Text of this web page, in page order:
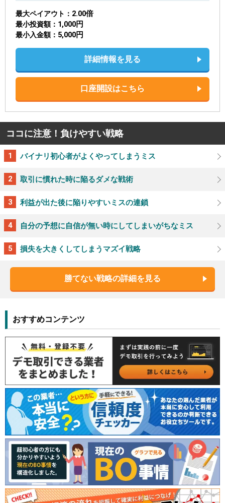
最大ペイアウト 2.00倍
最小投資額 1,000円
最小入金額 5,000円
詳細情報を見る
口座開設はこちら
ココに注意！負けやすい戦略
バイナリ初心者がよくやってしまうミス
取引に慣れた時に陥るダメな戦術
利益が出た後に陥りやすいミスの連鎖
自分の予想に自信が無い時にしてしまいがちなミス
損失を大きくしてしまうマズイ戦略
勝てない戦略の詳細を見る
おすすめコンテンツ